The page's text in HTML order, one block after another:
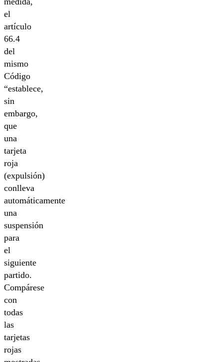
el
artículo
66.4
del
mismo
Código
“establece,
sin
embargo,
que
una
tarjeta
roja
(expulsión)
conlleva
automáticamente
una
suspensión
para
el
siguiente
partido.
Compárese
con
todas
las
tarjetas
rojas